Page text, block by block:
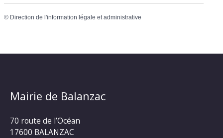
© Direction de l'information légale et administrative
Mairie de Balanzac
70 route de l’Océan
17600 BALANZAC